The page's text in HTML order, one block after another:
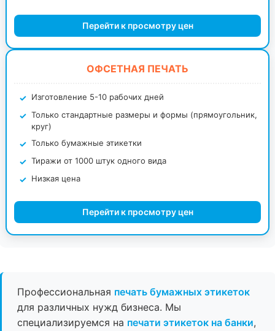
Перейти к просмотру цен
ОФСЕТНАЯ ПЕЧАТЬ
Изготовление 5-10 рабочих дней
Только стандартные размеры и формы (прямоугольник,
круг)
Только бумажные этикетки
Тиражи от 1000 штук одного вида
Низкая цена
Перейти к просмотру цен
Профессиональная печать бумажных этикеток
для различных нужд бизнеса. Мы
специализируемся на печати этикеток на банки,